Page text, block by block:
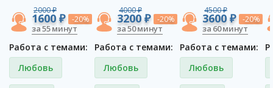
2000 ₽
1600 ₽ -20%
за 55 минут
Работа с темами:
Любовь
4000 ₽
3200 ₽ -20%
за 50 минут
Работа с темами:
Любовь
4500 ₽
3600 ₽ -20%
за 60 минут
Работа с темами:
Любовь